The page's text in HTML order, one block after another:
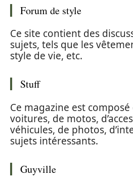
Forum de style
Ce site contient des
sujets, tels que les
style de vie, etc.
Stuff
Ce magazine est
voitures, de motos,
véhicules, de photos,
sujets intéressants.
Guyville